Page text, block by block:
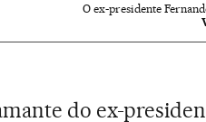
O ex-presidente
do ex-